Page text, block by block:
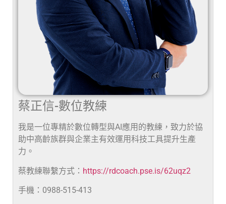
蔡正信-數位教練
我是一位專精於數位轉型與AI應用的教練，致力於協
助中高齡族群與企業主有效運用科技工具提升生產
力。
蔡教練聯繫方式： https://rdcoach.pse.is/62uqz2
手機：0988-515-413